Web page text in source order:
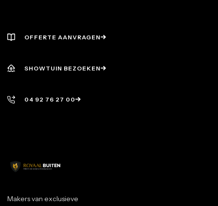
OFFERTE AANVRAGEN
SHOWTUIN BEZOEKEN
04 92 76 27 00
Makers van exclusieve